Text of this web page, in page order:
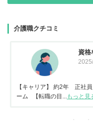
介護職クチコミ
資格
【キャリア】 約2年 正社
ーム 【転職の目...
もっと見